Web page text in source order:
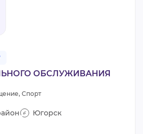
ОБСЛУЖИВАНИЯ
Спорт
Югорск